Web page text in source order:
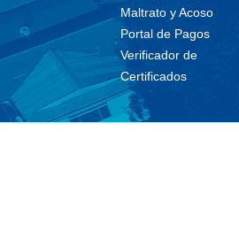
Maltrato y Acoso
Portal de Pagos
Verificador de
Certificados